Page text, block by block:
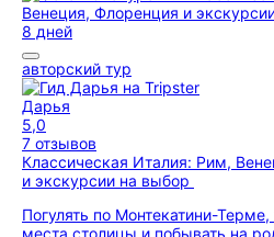
8 дней
авторский тур
Дарья
5,0
7 отзывов
Классическая Италия: Рим,
и экскурсии на выбор
Погулять по Монтекатини-
места столицы и побывать на